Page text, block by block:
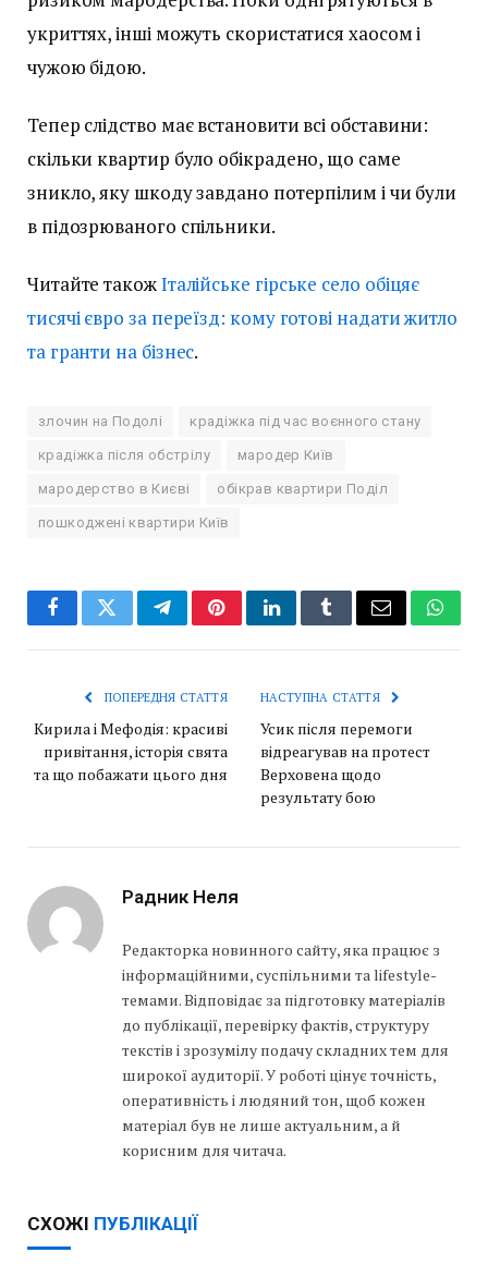
укриттях, інші можуть скористатися хаосом і
чужою бідою.
Тепер слідство має встановити всі обставини:
скільки квартир було обікрадено, що саме
зникло, яку шкоду завдано потерпілим і чи були
в підозрюваного спільники.
Читайте такожІталійське гірське село обіцяє
тисячі євро за переїзд: кому готові надати житло
та гранти на бізнес.
злочин на Подолі крадіжка під час воєнного стану
крадіжка після обстрілу мародер Київ
мародерство в Києві обікрав квартири Поділ
пошкоджені квартири Київ
FacebookTwitterTelegramPinterestLinkedInTumblrEmail
ПОПЕРЕДНЯ СТАТТЯ
Кирила і Мефодія: красиві
привітання, історія свята
та що побажати цього дня
НАСТУПНА СТАТТЯ
Усик після перемоги
відреагував на протест
Верховена щодо
результату бою
Радник Неля
Редакторка новинного сайту, яка працює з
інформаційними, суспільними та lifestyle-
темами. Відповідає за підготовку матеріалів
до публікації, перевірку фактів, структуру
текстів і зрозумілу подачу складних тем для
широкої аудиторії. У роботі цінує точність,
оперативність і людяний тон, щоб кожен
матеріал був не лише актуальним, а й
корисним для читача.
СХОЖІ ПУБЛІКАЦІЇ